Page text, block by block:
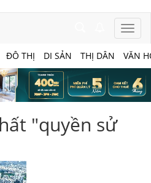
ĐÔ THỊ DI SẢN THỊ DÂN VĂN
"quyền sử